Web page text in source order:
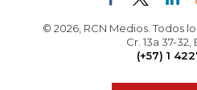
© 2026, RCN Medios. Todos
Cr. 13a 37-
(+57) 1